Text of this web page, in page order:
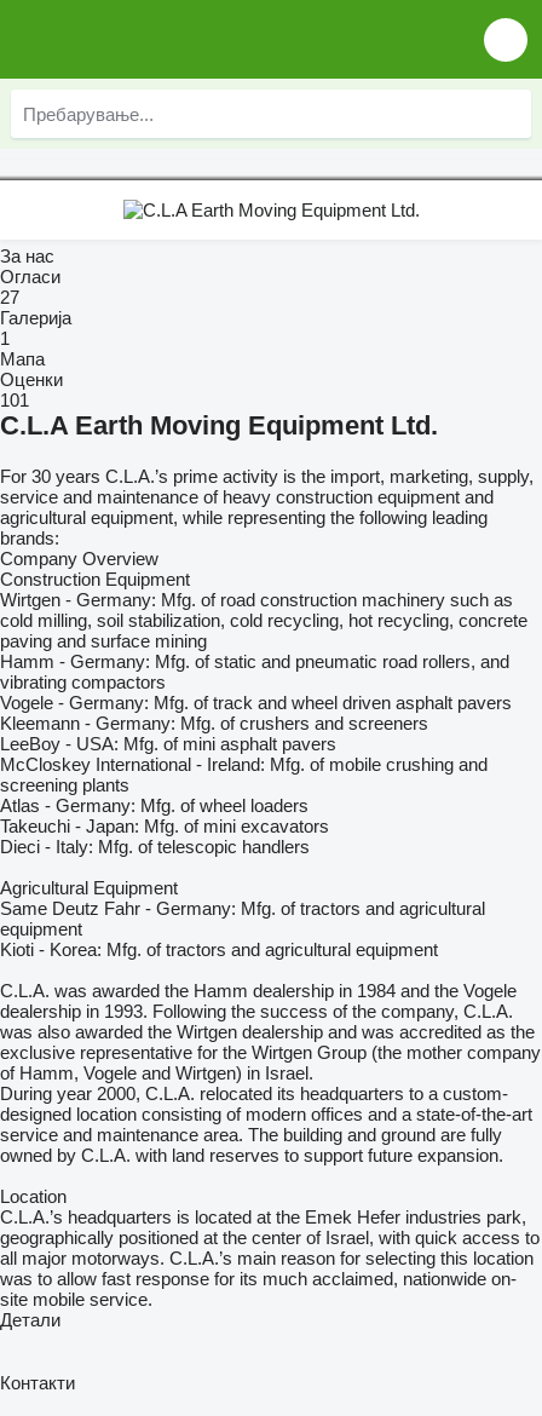
За нас
Огласи
27
Галерија
1
Мапа
Оценки
101
C.L.A Earth Moving Equipment Ltd.
For 30 years C.L.A.’s prime activity is the import, marketing, supply,
service and maintenance of heavy construction equipment and
agricultural equipment, while representing the following leading
brands:
Company Overview
Construction Equipment
Wirtgen - Germany: Mfg. of road construction machinery such as
cold milling, soil stabilization, cold recycling, hot recycling, concrete
paving and surface mining
Hamm - Germany: Mfg. of static and pneumatic road rollers, and
vibrating compactors
Vogele - Germany: Mfg. of track and wheel driven asphalt pavers
Kleemann - Germany: Mfg. of crushers and screeners
LeeBoy - USA: Mfg. of mini asphalt pavers
McCloskey International - Ireland: Mfg. of mobile crushing and
screening plants
Atlas - Germany: Mfg. of wheel loaders
Takeuchi - Japan: Mfg. of mini excavators
Dieci - Italy: Mfg. of telescopic handlers
Agricultural Equipment
Same Deutz Fahr - Germany: Mfg. of tractors and agricultural
equipment
Kioti - Korea: Mfg. of tractors and agricultural equipment
C.L.A. was awarded the Hamm dealership in 1984 and the Vogele
dealership in 1993. Following the success of the company, C.L.A.
was also awarded the Wirtgen dealership and was accredited as the
exclusive representative for the Wirtgen Group (the mother company
of Hamm, Vogele and Wirtgen) in Israel.
During year 2000, C.L.A. relocated its headquarters to a custom-
designed location consisting of modern offices and a state-of-the-art
service and maintenance area. The building and ground are fully
owned by C.L.A. with land reserves to support future expansion.
Location
C.L.A.’s headquarters is located at the Emek Hefer industries park,
geographically positioned at the center of Israel, with quick access to
all major motorways. C.L.A.’s main reason for selecting this location
was to allow fast response for its much acclaimed, nationwide on-
site mobile service.
Детали
Контакти